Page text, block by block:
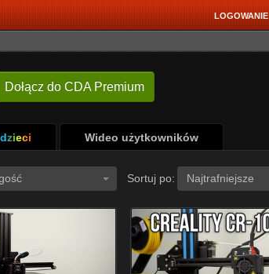
LOGOWANIE
Dołącz do CDA Premium
Wideo użytkowników
Sortuj po: Najtrafniejsze